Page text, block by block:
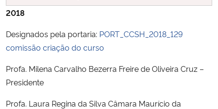
2018
Designados pela portaria: PORT_CCSH_2018_129
comissão criação do curso
Profa. Milena Carvalho Bezerra Freire de Oliveira Cruz –
Presidente
Profa. Laura Regina da Silva Câmara Maurício da